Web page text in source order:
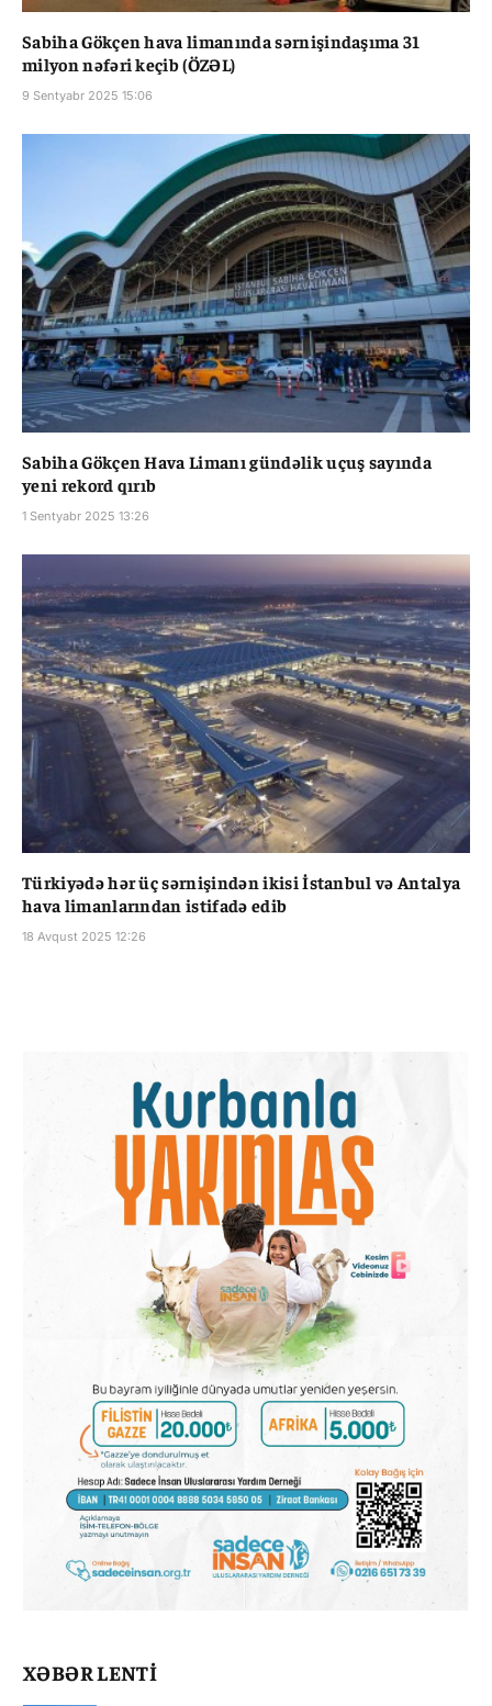
Sabiha Gökçen hava limanında sərnişindaşıma 31
milyon nəfəri keçib (ÖZƏL)
9 Sentyabr 2025 15:06
Sabiha Gökçen Hava Limanı gündəlik uçuş sayında
yeni rekord qırıb
1 Sentyabr 2025 13:26
Türkiyədə hər üç sərnişindən ikisi İstanbul və Antalya
hava limanlarından istifadə edib
18 Avqust 2025 12:26
XƏBƏR LENTİ